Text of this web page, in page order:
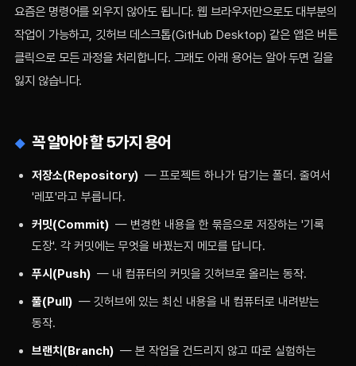
요즘은 명령어를 외우지 않아도 됩니다. 웹 브라우저만으로도 대부분의
작업이 가능하고, 깃허브 데스크톱(GitHub Desktop) 같은 앱은 버튼
클릭으로 모든 과정을 처리합니다. 그래도 아래 용어는 알아 두면 길을
잃지 않습니다.
꼭 알아야 할 5가지 용어
저장소(Repository) — 프로젝트 하나가 담기는 폴더. 줄여서
'레포'라고 부릅니다.
커밋(Commit) — 변경한 내용을 한 묶음으로 저장하는 '기록
도장'. 각 커밋에는 무엇을 바꿨는지 메모를 답니다.
푸시(Push) — 내 컴퓨터의 커밋을 깃허브로 올리는 동작.
풀(Pull) — 깃허브에 있는 최신 내용을 내 컴퓨터로 내려받는
동작.
브랜치(Branch) — 본 작업을 건드리지 않고 따로 실험하는